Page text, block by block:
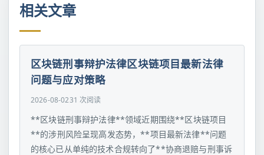
相关文章
区块链刑事辩护法律区块链项目最新法律
问题与应对策略
2026-08-0231 次阅读
**区块链刑事辩护法律**领域近期围绕**区块链项目
**的涉刑风险呈现高发态势，**项目最新法律**问题
的核心已从单纯的技术合规转向了**协商退赔与刑事诉